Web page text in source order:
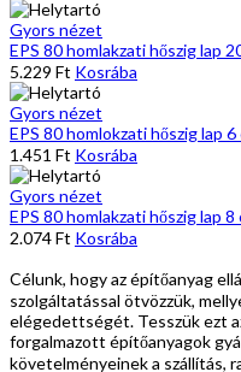
Gyors nézet
EPS 80 homlakzati hőszig lap
5.229 Ft Kosrába
Gyors nézet
EPS 80 homlokzati hőszig lap 6
1.451 Ft Kosrába
Gyors nézet
EPS 80 homlakzati hőszig lap 8
2.074Ft Kosrába
Célunk, hogy az építőanyag
szolgáltatással ötvözzük,
elégedettségét. Tesszük ezt
forgalmazott építőanyagok
követelményeinek a szállítás,